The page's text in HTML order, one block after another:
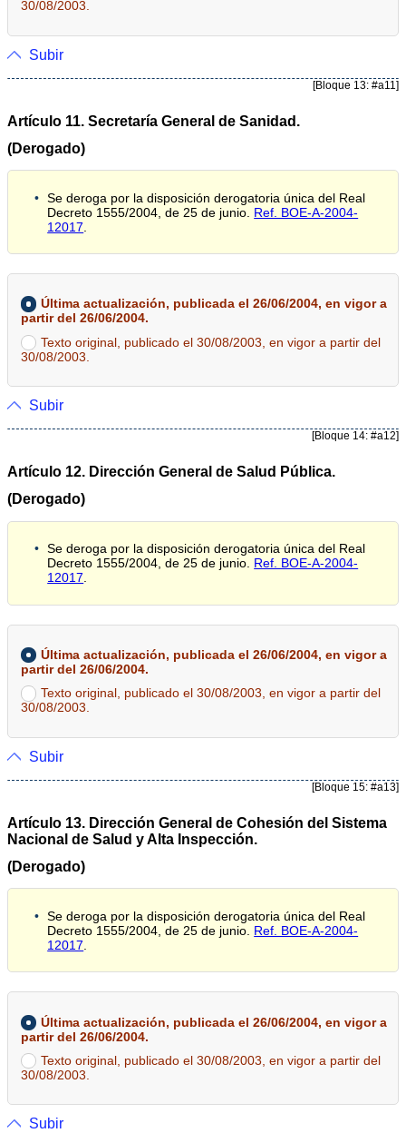
30/08/2003.
Subir
[Bloque 13: #a11]
Artículo 11. Secretaría General de Sanidad.
(Derogado)
Se deroga por la disposición derogatoria única del Real
Decreto 1555/2004, de 25 de junio. Ref. BOE-A-2004-
12017
Última actualización, publicada el 26/06/2004, en vigor a
partir del 26/06/2004.
Texto original, publicado el 30/08/2003, en vigor a partir del
30/08/2003.
Subir
[Bloque 14: #a12]
Artículo 12. Dirección General de Salud Pública.
(Derogado)
Se deroga por la disposición derogatoria única del Real
Decreto 1555/2004, de 25 de junio. Ref. BOE-A-2004-
12017
Última actualización, publicada el 26/06/2004, en vigor a
partir del 26/06/2004.
Texto original, publicado el 30/08/2003, en vigor a partir del
30/08/2003.
Subir
[Bloque 15: #a13]
Artículo 13. Dirección General de Cohesión del Sistema
Nacional de Salud y Alta Inspección.
(Derogado)
Se deroga por la disposición derogatoria única del Real
Decreto 1555/2004, de 25 de junio. Ref. BOE-A-2004-
12017
Última actualización, publicada el 26/06/2004, en vigor a
partir del 26/06/2004.
Texto original, publicado el 30/08/2003, en vigor a partir del
30/08/2003.
Subir